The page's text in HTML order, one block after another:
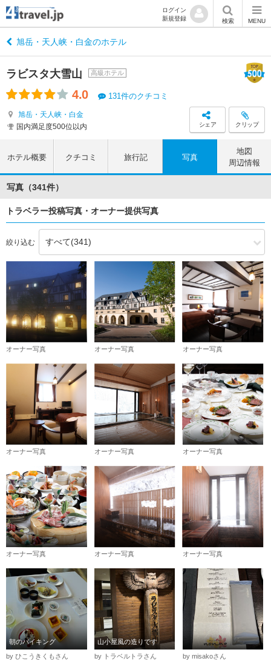
ログイン
新規登録
検索 MENU
旭岳・天人峡・白金のホテル
ラビスタ大雪山 高級ホテル
4.0 131件のクチコミ
旭岳・天人峡・白金
国内満足度500位以内
シェア クリップ
ホテル概要 クチコミ 旅行記 写真
地図
周辺情報
写真（341件）
トラベラー投稿写真・オーナー提供写真
絞り込む
オーナー写真 オーナー写真 オーナー写真
オーナー写真 オーナー写真 オーナー写真
オーナー写真 オーナー写真 オーナー写真
朝のバイキング
by ひこうきくもさん
山小屋風の造りです
by トラベルトラさん
by misakoさん